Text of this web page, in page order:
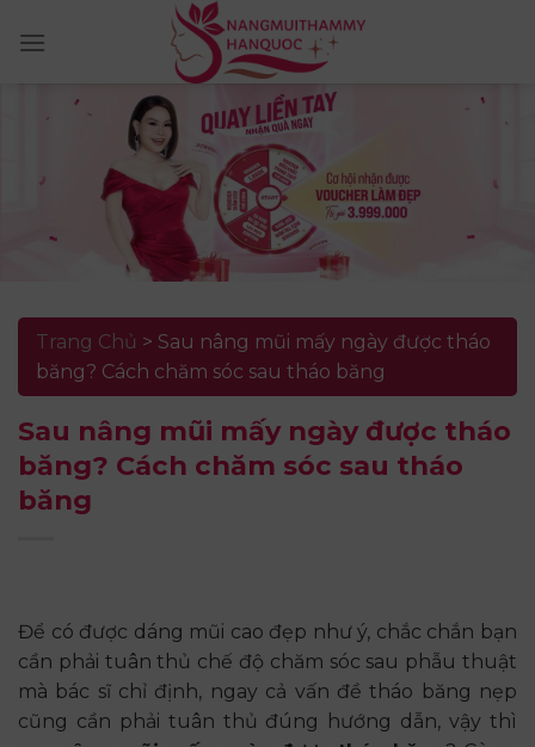
Trang Chủ > Sau nâng mũi mấy ngày được tháo
băng? Cách chăm sóc sau tháo băng
Sau nâng mũi mấy ngày được tháo
băng? Cách chăm sóc sau tháo
băng
Để có được dáng mũi cao đẹp như ý, chắc chắn bạn
cần phải tuân thủ chế độ chăm sóc sau phẫu thuật
mà bác sĩ chỉ định, ngay cả vấn đề tháo băng nẹp
cũng cần phải tuân thủ đúng hướng dẫn, vậy thì